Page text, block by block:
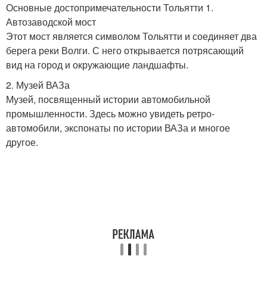
Основные достопримечательности Тольятти 1.
Автозаводской мост
Этот мост является символом Тольятти и соединяет два
берега реки Волги. С него открывается потрясающий
вид на город и окружающие ландшафты.
2. Музей ВАЗа
Музей, посвященный истории автомобильной
промышленности. Здесь можно увидеть ретро-
автомобили, экспонаты по истории ВАЗа и многое
другое.